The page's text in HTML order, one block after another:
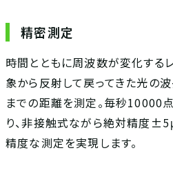
精密測定
時間とともに周波数が変化する
象から反射して戻ってきた光の
までの距離を測定。毎秒10000
り、非接触式ながら絶対精度
精度な測定を実現します。